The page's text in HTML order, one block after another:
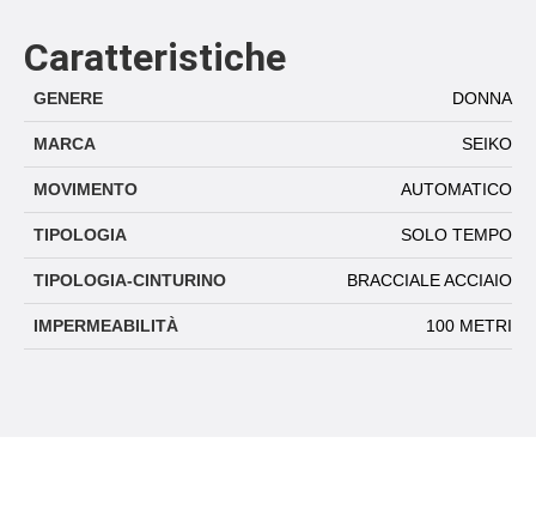
Caratteristiche
GENERE DONNA
MARCA SEIKO
MOVIMENTO AUTOMATICO
TIPOLOGIA SOLO TEMPO
TIPOLOGIA-CINTURINO BRACCIALE ACCIAIO
IMPERMEABILITÀ 100 METRI